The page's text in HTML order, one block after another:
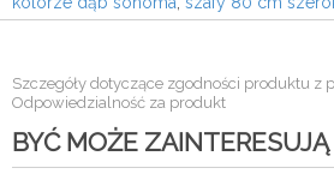
Szczegóły dotyczące zgodności produktu z
Odpowiedzialność za produkt
BYĆ MOŻE ZAINTERESUJĄ